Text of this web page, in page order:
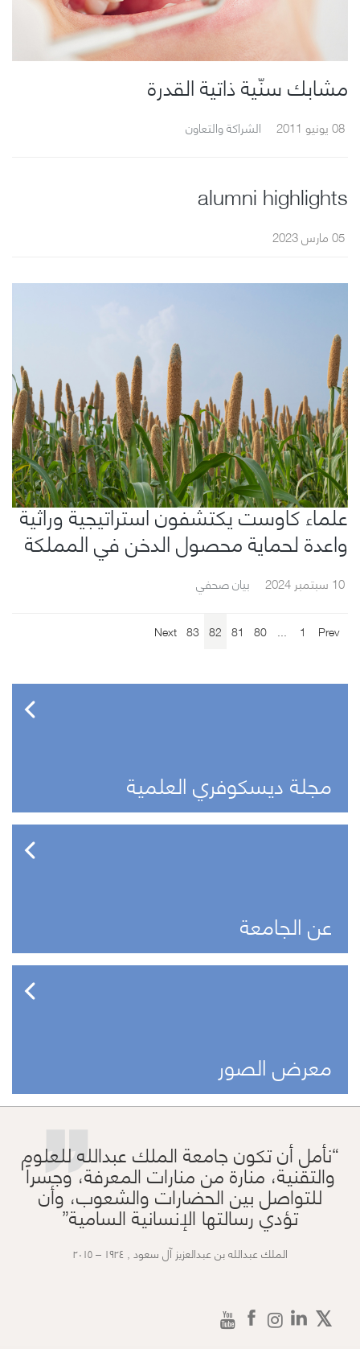
مشابك سنّية ذاتية القدرة
08 يونيو 2011 الشراكة والتعاون
alumni highlights
05 مارس 2023
علماء كاوست يكتشفون استراتيجية وراثية
واعدة لحماية محصول الدخن في المملكة
10 سبتمبر 2024 بيان صحفي
Prev
1
...
80
81
82
83
Next
مجلة ديسكوفري العلمية
عن الجامعة
معرض الصور ”
نأمل أن تكون جامعة الملك عبدالله للعلوم
والتقنية، منارة من منارات المعرفة، وجسراً
للتواصل بين الحضارات والشعوب، وأن
تؤدي رسالتها الإنسانية السامية
الملك عبدالله بن عبدالعزيز آل سعود , ١٩٢٤ – ٢٠١٥